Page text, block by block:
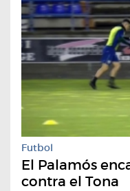
Futbol
El Palamós
contra el Tona